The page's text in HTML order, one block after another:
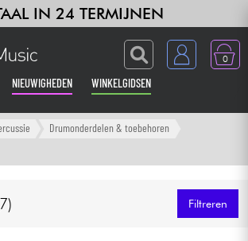
IN 24 TERMIJNEN
0
NIEUWIGHEDEN WINKELGIDSEN
Effecten
Drumonderdelen & toebehoren
Filtreren